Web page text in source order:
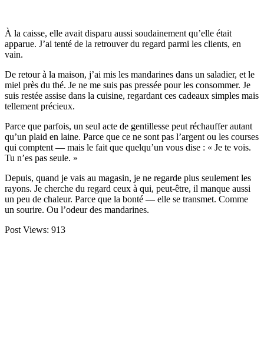
À la caisse, elle avait disparu aussi soudainement qu’elle était
apparue. J’ai tenté de la retrouver du regard parmi les clients, en
vain.
De retour à la maison, j’ai mis les mandarines dans un saladier, et le
miel près du thé. Je ne me suis pas pressée pour les consommer. Je
suis restée assise dans la cuisine, regardant ces cadeaux simples mais
tellement précieux.
Parce que parfois, un seul acte de gentillesse peut réchauffer autant
qu’un plaid en laine. Parce que ce ne sont pas l’argent ou les courses
qui comptent — mais le fait que quelqu’un vous dise : « Je te vois.
Tu n’es pas seule. »
Depuis, quand je vais au magasin, je ne regarde plus seulement les
rayons. Je cherche du regard ceux à qui, peut-être, il manque aussi
un peu de chaleur. Parce que la bonté — elle se transmet. Comme
un sourire. Ou l’odeur des mandarines.
Post Views: 913